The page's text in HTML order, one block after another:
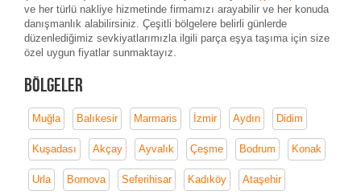
ve her türlü nakliye hizmetinde firmamızı arayabilir ve her konuda
danışmanlık alabilirsiniz. Çeşitli bölgelere belirli günlerde
düzenlediğimiz sevkiyatlarımızla ilgili parça eşya taşıma için size
özel uygun fiyatlar sunmaktayız.
Bölgeler
Muğla Balıkesir Marmaris İzmir Aydın Didim
Kuşadası Akçay Ayvalık Çeşme Bodrum Konak
Urla Bornova Seferihisar Kadıköy Ataşehir